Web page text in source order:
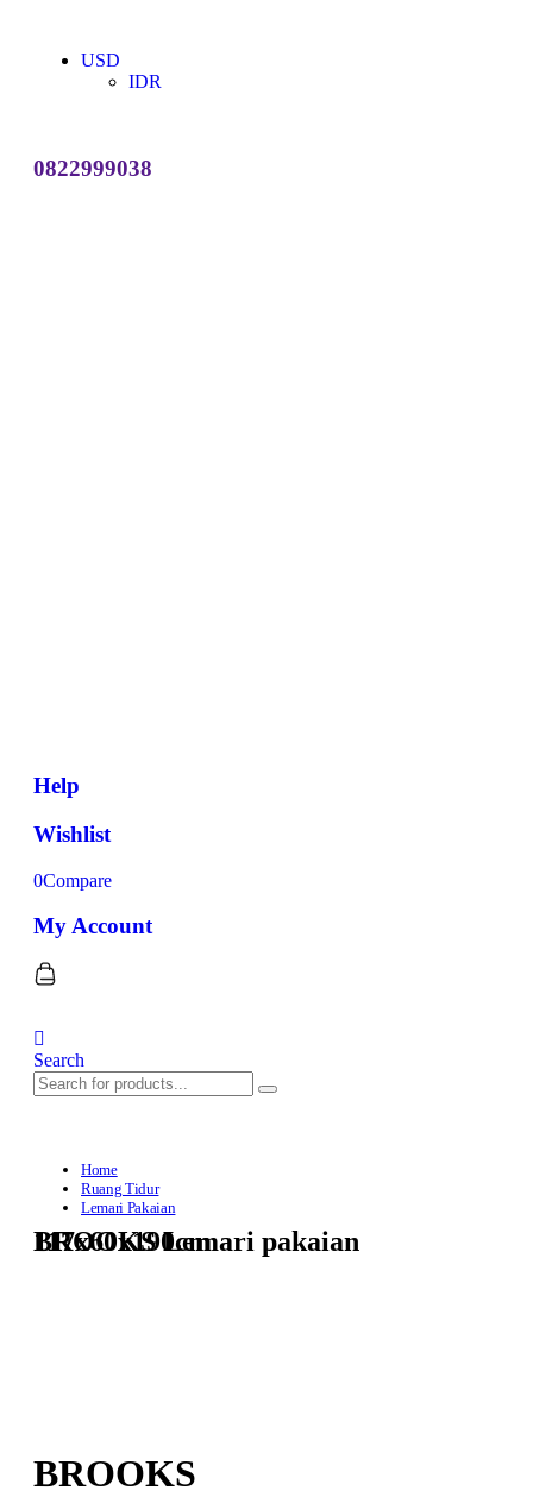
USD
IDR
0822999038
Help
Wishlist
0Compare
My Account
Search
Home
Ruang Tidur
Lemari Pakaian
BROOKS Lemari pakaian 117x60x190cm
BROOKS